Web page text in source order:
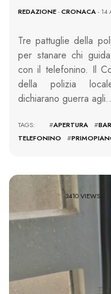
REDAZIONE-CRONACA- 14
Tre pattuglie della
per stanare chi
con il telefonino. Il
della polizia
dichiarano guerra
TAGS: #APERTURA #
TELEFONINO
#
3410 VIEWS